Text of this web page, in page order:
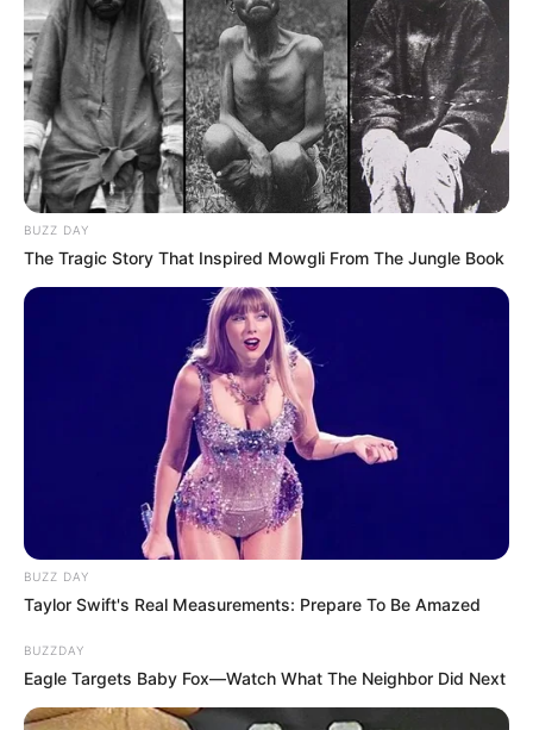
BUZZ DAY
The Tragic Story That Inspired Mowgli From The Jungle Book
BUZZ DAY
Taylor Swift's Real Measurements: Prepare To Be Amazed
BUZZDAY
Eagle Targets Baby Fox—Watch What The Neighbor Did Next